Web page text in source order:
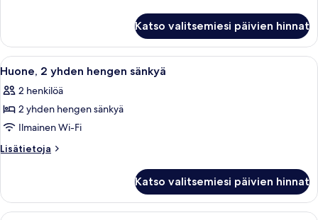
vuodesohva
kuvat
keskisuuri
parisänky
ja
vuodesohva
Katso valitsemiesi päivien hinnat
Avaa
kaikki
huonetyypin
Huone,
2
yhden
kuvat
Hotellihuone, jossa on kaksi
8
Huone, 2 yhden hengen sänkyä
2 henkilöä
2 yhden hengen sänkyä
Ilmainen Wi-Fi
Lisätietoja
Lisätietoja
yhden
hengen
Katso valitsemiesi päivien hinnat
Superior-huone, 1 keskisuuri